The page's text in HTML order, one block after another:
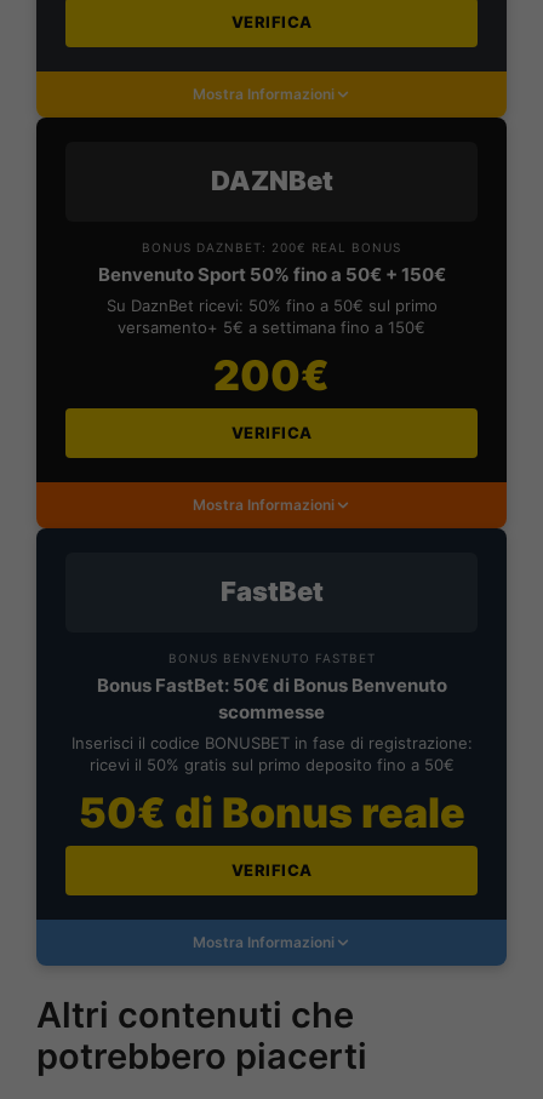
VERIFICA
Mostra Informazioni
DAZNBet
BONUS DAZNBET: 200€ REAL BONUS
Benvenuto Sport 50% fino a 50€ + 150€
Su DaznBet ricevi: 50% fino a 50€ sul primo
versamento+ 5€ a settimana fino a 150€
200€
VERIFICA
Mostra Informazioni
FastBet
BONUS BENVENUTO FASTBET
Bonus FastBet: 50€ di Bonus Benvenuto
scommesse
Inserisci il codice BONUSBET in fase di registrazione:
ricevi il 50% gratis sul primo deposito fino a 50€
50€ di Bonus reale
VERIFICA
Mostra Informazioni
Altri contenuti che
potrebbero piacerti